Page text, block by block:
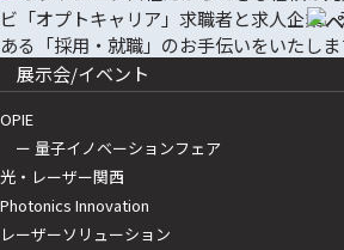
展示会/イベント
OPIE
ー 量子イノベーションフェア
光・レーザー関西
Photonics Innovation
レーザーソリューション